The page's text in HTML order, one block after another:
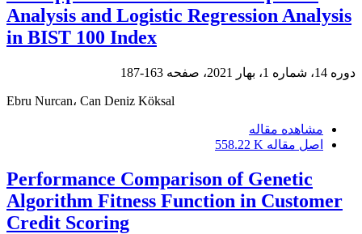
Analysis and Logistic Regression Analysis
in BIST 100 Index
دوره 14، شماره 1، بهار 2021، صفحه 163-187
Ebru Nurcan، Can Deniz Köksal
مشاهده مقاله
اصل مقاله 558.22 K
Performance Comparison of Genetic
Algorithm Fitness Function in Customer
Credit Scoring